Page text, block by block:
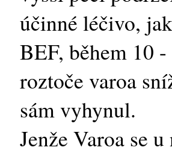
účinné léčivo,
BEF, během 10
roztoče varoa
sám vyhynul.
Jenže Varoa se